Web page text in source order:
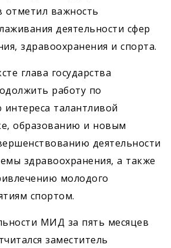
отметил важность
деятельности сфер
здравоохранения и спорта.
глава государства
работу по
талантливой
образованию и новым
деятельности
здравоохранения, а также
молодого
спортом.
МИД за пять месяцев
заместитель